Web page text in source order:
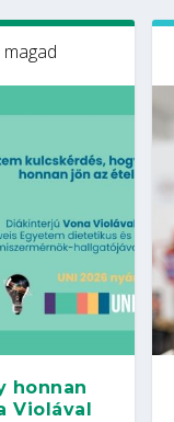
honnan
Violával